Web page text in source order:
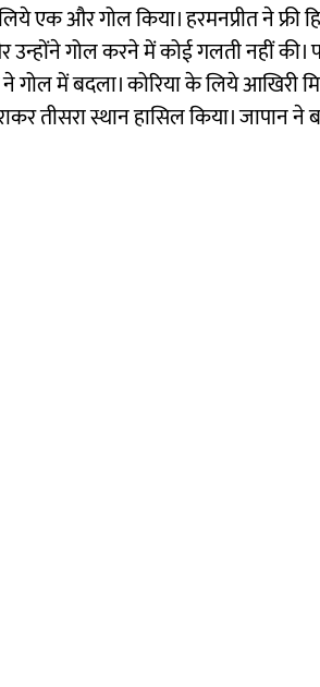
एक और गोल किया। हरमनप्रीत ने फ्री
उन्होंने गोल करने में कोई गलती नहीं की।
गोल में बदला। कोरिया के लिये आखिरी
तीसरा स्थान हासिल किया। जापान ने